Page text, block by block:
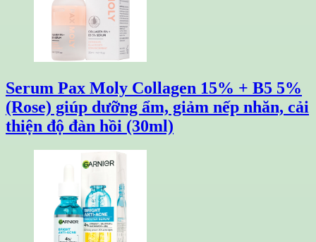
Serum Pax Moly Collagen 15% + B5 5%
(Rose) giúp dưỡng ẩm, giảm nếp nhăn, cải
thiện độ đàn hồi (30ml)